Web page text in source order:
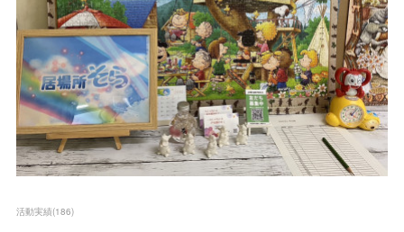
活動実績(186)